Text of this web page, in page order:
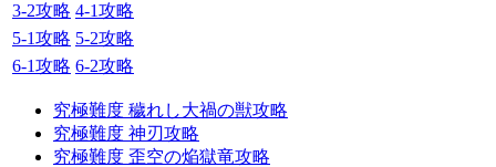
3-2攻略 4-1攻略
5-1攻略 5-2攻略
6-1攻略 6-2攻略
究極難度 穢れし大禍の獣攻略
究極難度 神刃攻略
究極難度 歪空の焔獄竜攻略